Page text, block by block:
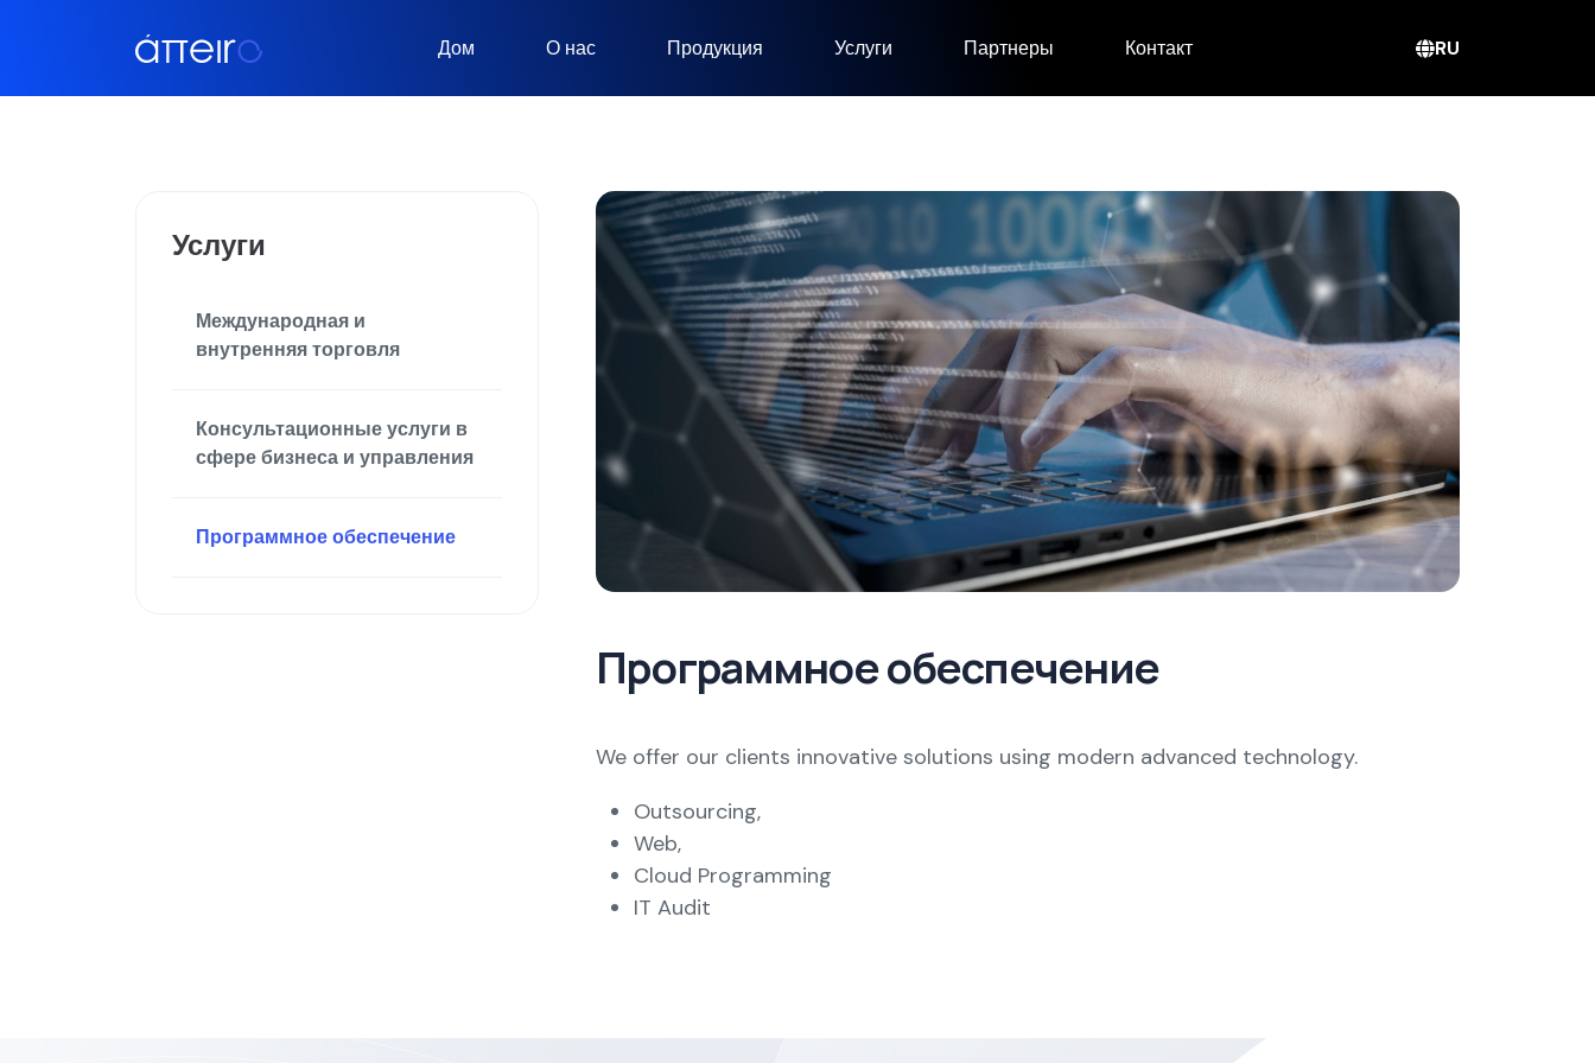
RU
Дом О нас Продукция Услуги Партнеры Контакт
Услуги
Международная и
внутренняя торговля
Консультационные услуги в
сфере бизнеса и управления
Программное обеспечение
Программное обеспечение
We offer our clients innovative solutions using modern advanced technology.
Outsourcing,
Web,
Cloud Programming
IT Audit